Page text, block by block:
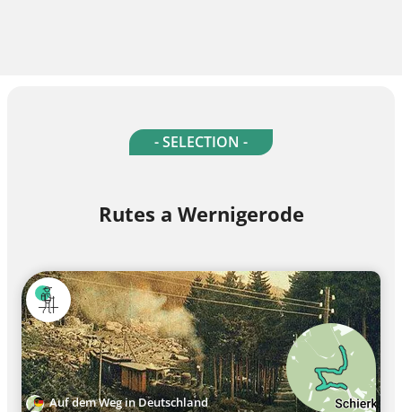
- SELECTION -
Rutes a Wernigerode
Auf dem Weg in Deutschland